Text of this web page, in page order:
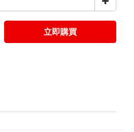
立即購買